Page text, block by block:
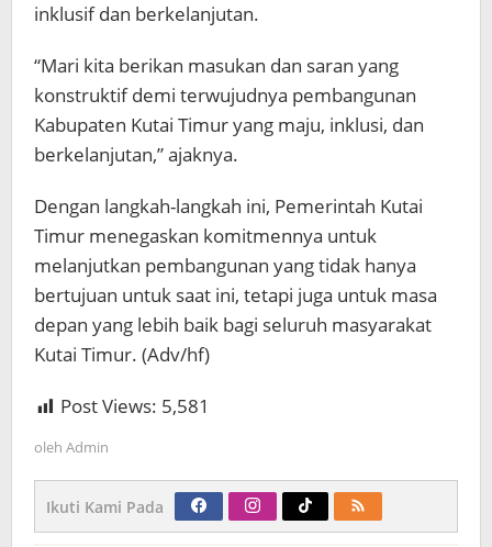
inklusif dan berkelanjutan.
“Mari kita berikan masukan dan saran yang
konstruktif demi terwujudnya pembangunan
Kabupaten Kutai Timur yang maju, inklusi, dan
berkelanjutan,” ajaknya.
Dengan langkah-langkah ini, Pemerintah Kutai
Timur menegaskan komitmennya untuk
melanjutkan pembangunan yang tidak hanya
bertujuan untuk saat ini, tetapi juga untuk masa
depan yang lebih baik bagi seluruh masyarakat
Kutai Timur. (Adv/hf)
Post Views: 5,581
oleh Admin
Ikuti Kami Pada